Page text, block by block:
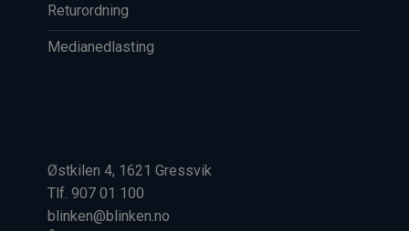
Østkilen 4, 1621 Gressvik
Tlf. 907 01 100
blinken@blinken.no
Returordning
Medianedlasting